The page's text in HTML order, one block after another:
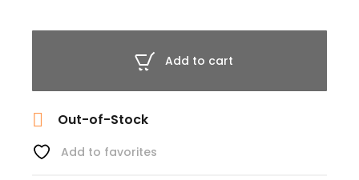
Add to cart
 Out-of-Stock
Add to favorites